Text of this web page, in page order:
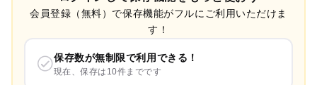
会員登録（無料）で保存機能がフルにご利用いただけま
す！
保存数が無制限で利用できる！
現在、保存は10件までです